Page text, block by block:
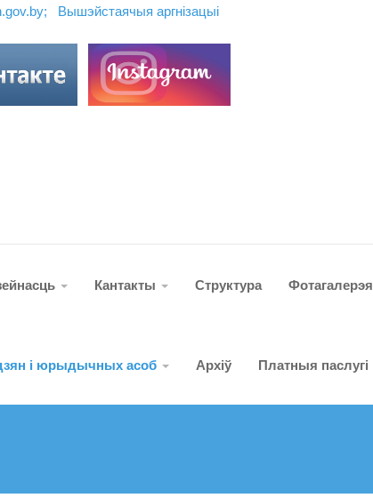
Вышэйстаячыя аргнізацыі
Кантакты Структура Фотагалерэя
і юрыдычных асоб Архіў Платныя паслугi